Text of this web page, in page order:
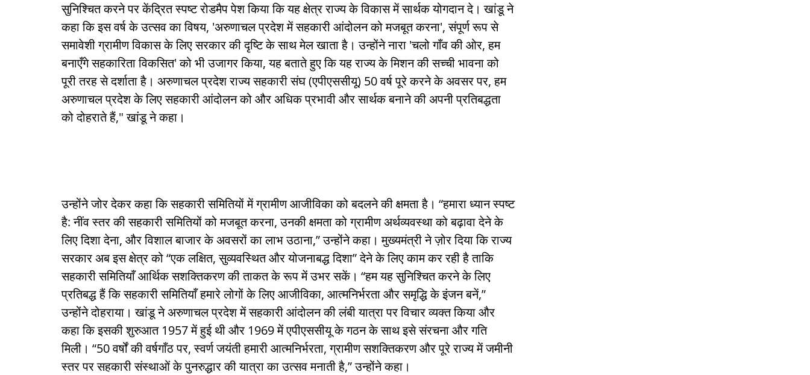
सुनिश्चित करने पर केंद्रित स्पष्ट रोडमैप पेश किया कि यह क्षेत्र राज्य के विकास में सार्थक योगदान दे। खांडू ने
कहा कि इस वर्ष के उत्सव का विषय, 'अरुणाचल प्रदेश में सहकारी आंदोलन को मजबूत करना', संपूर्ण रूप से
समावेशी ग्रामीण विकास के लिए सरकार की दृष्टि के साथ मेल खाता है। उन्होंने नारा 'चलो गाँव की ओर, हम
बनाएँगे सहकारिता विकसित' को भी उजागर किया, यह बताते हुए कि यह राज्य के मिशन की सच्ची भावना को
पूरी तरह से दर्शाता है। अरुणाचल प्रदेश राज्य सहकारी संघ (एपीएससीयू) 50 वर्ष पूरे करने के अवसर पर, हम
अरुणाचल प्रदेश के लिए सहकारी आंदोलन को और अधिक प्रभावी और सार्थक बनाने की अपनी प्रतिबद्धता
को दोहराते हैं," खांडू ने कहा।
उन्होंने जोर देकर कहा कि सहकारी समितियों में ग्रामीण आजीविका को बदलने की क्षमता है। “हमारा ध्यान स्पष्ट
है: नींव स्तर की सहकारी समितियों को मजबूत करना, उनकी क्षमता को ग्रामीण अर्थव्यवस्था को बढ़ावा देने के
लिए दिशा देना, और विशाल बाजार के अवसरों का लाभ उठाना,” उन्होंने कहा। मुख्यमंत्री ने ज़ोर दिया कि राज्य
सरकार अब इस क्षेत्र को “एक लक्षित, सुव्यवस्थित और योजनाबद्ध दिशा” देने के लिए काम कर रही है ताकि
सहकारी समितियाँ आर्थिक सशक्तिकरण की ताकत के रूप में उभर सकें। “हम यह सुनिश्चित करने के लिए
प्रतिबद्ध हैं कि सहकारी समितियाँ हमारे लोगों के लिए आजीविका, आत्मनिर्भरता और समृद्धि के इंजन बनें,”
उन्होंने दोहराया। खांडू ने अरुणाचल प्रदेश में सहकारी आंदोलन की लंबी यात्रा पर विचार व्यक्त किया और
कहा कि इसकी शुरुआत 1957 में हुई थी और 1969 में एपीएससीयू के गठन के साथ इसे संरचना और गति
मिली। “50 वर्षों की वर्षगाँठ पर, स्वर्ण जयंती हमारी आत्मनिर्भरता, ग्रामीण सशक्तिकरण और पूरे राज्य में जमीनी
स्तर पर सहकारी संस्थाओं के पुनरुद्धार की यात्रा का उत्सव मनाती है,” उन्होंने कहा।